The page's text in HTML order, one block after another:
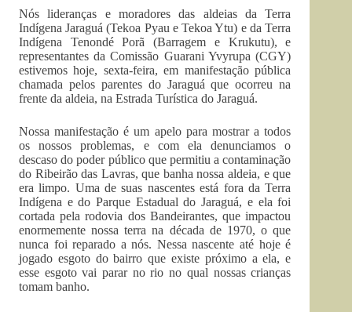
Nós lideranças e moradores das aldeias da Terra
Indígena Jaraguá (Tekoa Pyau e Tekoa Ytu) e da Terra
Indígena Tenondé Porã (Barragem e Krukutu), e
representantes da Comissão Guarani Yvyrupa (CGY)
estivemos hoje, sexta-feira, em manifestação pública
chamada pelos parentes do Jaraguá que ocorreu na
frente da aldeia, na Estrada Turística do Jaraguá.
Nossa manifestação é um apelo para mostrar a todos
os nossos problemas, e com ela denunciamos o
descaso do poder público que permitiu a contaminação
do Ribeirão das Lavras, que banha nossa aldeia, e que
era limpo. Uma de suas nascentes está fora da Terra
Indígena e do Parque Estadual do Jaraguá, e ela foi
cortada pela rodovia dos Bandeirantes, que impactou
enormemente nossa terra na década de 1970, o que
nunca foi reparado a nós. Nessa nascente até hoje é
jogado esgoto do bairro que existe próximo a ela, e
esse esgoto vai parar no rio no qual nossas crianças
tomam banho.